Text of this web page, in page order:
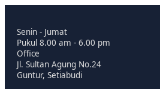
Senin - Jumat
Pukul 8.00 am - 6.00 pm
Office
Jl. Sultan Agung No.24
Guntur, Setiabudi